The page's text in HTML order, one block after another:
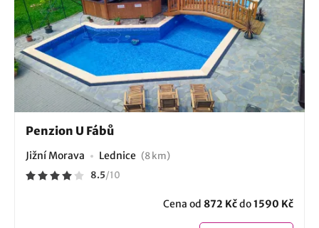
Penzion U Fábů
Jižní Morava Lednice (8 km)
8.5/10
Cena od 872 Kčdo1590 Kč